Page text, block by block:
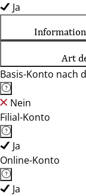
Ja
Art
Basis-Konto nach
Nein
Filial-Konto
Ja
Online-Konto
Ja